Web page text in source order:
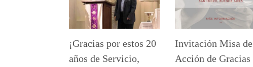
¡Gracias por estos 20
años de Servicio,
Invitación Misa de
Acción de Gracias